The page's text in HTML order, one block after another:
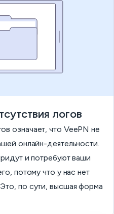
логов
означает, что VeePN не
онлайн-деятельности.
и потребуют ваши
потому что у нас нет
по сути, высшая форма